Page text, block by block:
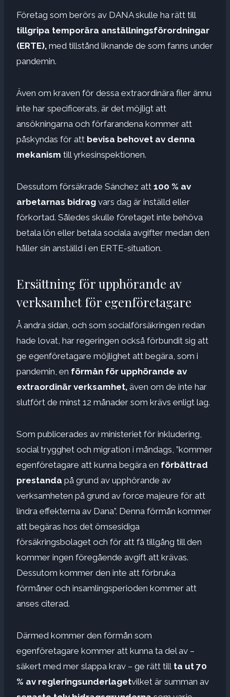
Företag som berörs av DANA skulle ha rätt till
tillgripa temporära anställningsförordningar
(ERTE), med tillstånd liknande de som fanns under
pandemin.
Även om kraven för dessa extraordinära filer ännu
inte har specificerats, är det möjligt att
ansökningarna och förfarandena kommer att
påskyndas för att bevisa behovet av denna
mekanism till yrkesinspektionen.
Dessutom försäkrade Sánchez att 100 % av
arbetarnas bidrag vars dag är inställd eller
förkortad. Således skulle företaget inte behöva
betala lön eller betala sociala avgifter medan den
håller sin anställd i en ERTE-situation.
Ersättning för upphörande av
verksamhet för egenföretagare
Å andra sidan, och som socialförsäkringen redan
hade lovat, har regeringen också förbundit sig att
ge egenföretagare möjlighet att begära, som i
pandemin, en förmån för upphörande av
extraordinär verksamhet, även om de inte har
slutfört de minst 12 månader som krävs enligt lag.
Som publicerades av ministeriet för inkludering,
social trygghet och migration i måndags, ”kommer
egenföretagare att kunna begära en förbättrad
prestanda på grund av upphörande av
verksamheten på grund av force majeure för att
lindra effekterna av Dana”. Denna förmån kommer
att begäras hos det ömsesidiga
försäkringsbolaget och för att få tillgång till den
kommer ingen föregående avgift att krävas.
Dessutom kommer den inte att förbruka
förmåner och insamlingsperioden kommer att
anses citerad.
Därmed kommer den förmån som
egenföretagare kommer att kunna ta del av –
säkert med mer slappa krav – ge rätt till ta ut 70
% av regleringsunderlagetvilket är summan av